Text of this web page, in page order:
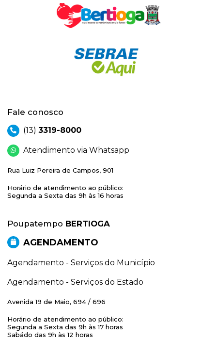
Fale conosco
(13) 3319-8000
Atendimento via Whatsapp
Rua Luiz Pereira de Campos, 901
Horário de atendimento ao público:
Segunda a Sexta das 9h às 16 horas
Poupatempo BERTIOGA
AGENDAMENTO
Agendamento - Serviços do Município
Agendamento - Serviços do Estado
Avenida 19 de Maio, 694 / 696
Horário de atendimento ao público:
Segunda a Sexta das 9h às 17 horas
Sabádo das 9h às 12 horas